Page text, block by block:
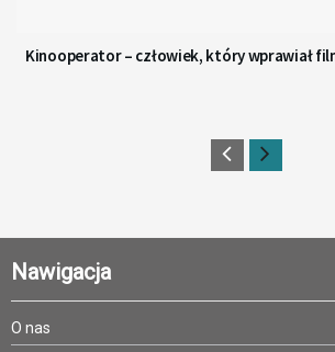
Kinooperator – człowiek, który wprawiał
Nawigacja
O nas